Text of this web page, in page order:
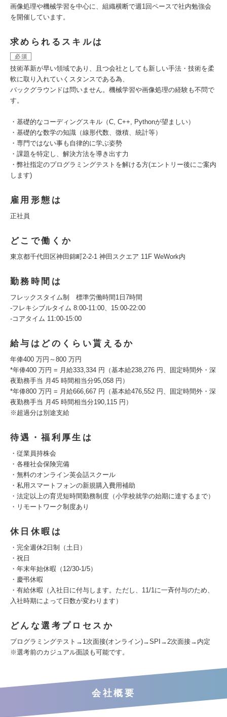
画像処理や機械学習を中心に、組織横断で週1回ペースで社内勉強会
を開催しています。
求められるスキルは
必須
技術革新が早い領域であり、且つ会社としても新しい手法・技術を柔
軟に取り入れていくスタンスである為、
バックグラウンドは問いません。機械学習や画像処理の経験も不問で
す。
・基礎的なコーディングスキル（C, C++, Pythonが望ましい）
・基礎的な数学の知識（線形代数、微積、統計等）
・専門ではない事も自律的に学ぶ姿勢
・課題を特定し、解決方法を導き出す力
・弊社指定のプログラミングテストを解ける方(エントリー後にご案内
します)
雇用形態は
正社員
どこで働くか
東京都千代田区神田錦町2-2-1 神田スクエア 11F WeWork内
勤務時間は
フレックスタイム制 標準労働時間1日7時間
-フレキシブルタイム 8:00-11:00、15:00-22:00
-コアタイム 11:00-15:00
給与はどのくらい貰えるか
年俸400 万円～800 万円
*年俸400 万円 = 月給333,334 円（基本給238,276 円、固定時間外・深
夜勤務手当 月45 時間相当分95,058 円）
*年俸800 万円 = 月給666,667 円（基本給476,552 円、固定時間外・深
夜勤務手当 月45 時間相当分190,115 円）
※超過分は別途支給
待遇・福利厚生は
・従業員持株会
・各種社会保険完備
・無料のオンライン英会話スクール
・私用スマートフォンの新規購入費用補助
・法定以上の育児短時間勤務制度（小学校就学の始期に達するまで）
・リモートワーク制度あり
休日休暇は
・完全週休2日制（土日）
・祝日
・年末年始休暇（12/30-1/5）
・慶弔休暇
・有給休暇（入社日に付与します。ただし、11/1に一斉付与のため、
入社時期によって日数が変わります）
どんな選考プロセスか
プログラミングテスト→1次面接(オンライン)→SPI→2次面接→内定
※選考前のカジュアル面談も可能です。
会社概要